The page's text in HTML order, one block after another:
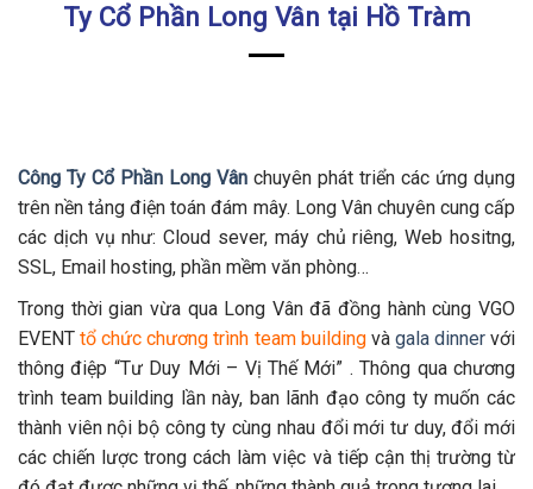
Ty Cổ Phần Long Vân tại Hồ Tràm
Công Ty Cổ Phần Long Vân chuyên phát triển các ứng dụng
trên nền tảng điện toán đám mây. Long Vân chuyên cung cấp
các dịch vụ như: Cloud sever, máy chủ riêng, Web hositng,
SSL, Email hosting, phần mềm văn phòng…
Trong thời gian vừa qua Long Vân đã đồng hành cùng VGO
EVENTtổ chức chương trình team buildingvà gala dinnervới
thông điệp “Tư Duy Mới – Vị Thế Mới” . Thông qua chương
trình team building lần này, ban lãnh đạo công ty muốn các
thành viên nội bộ công ty cùng nhau đổi mới tư duy, đổi mới
các chiến lược trong cách làm việc và tiếp cận thị trường từ